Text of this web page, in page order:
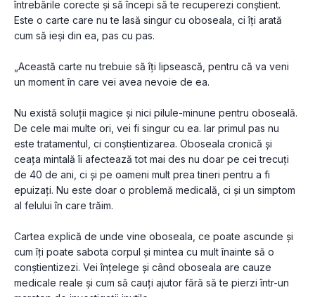
întrebările corecte și să începi să te recuperezi conștient.
Este o carte care nu te lasă singur cu oboseala, ci îți arată
cum să ieși din ea, pas cu pas.
„Această carte nu trebuie să îți lipsească, pentru că va veni
un moment în care vei avea nevoie de ea.
Nu există soluții magice și nici pilule-minune pentru oboseală.
De cele mai multe ori, vei fi singur cu ea. Iar primul pas nu
este tratamentul, ci conștientizarea. Oboseala cronică și
ceața mintală îi afectează tot mai des nu doar pe cei trecuți
de 40 de ani, ci și pe oameni mult prea tineri pentru a fi
epuizați. Nu este doar o problemă medicală, ci și un simptom
al felului în care trăim.
Cartea explică de unde vine oboseala, ce poate ascunde și
cum îți poate sabota corpul și mintea cu mult înainte să o
conștientizezi. Vei înțelege și când oboseala are cauze
medicale reale și cum să cauți ajutor fără să te pierzi într-un